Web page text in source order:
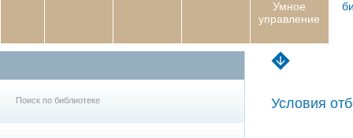
Умное
управление
Поиск по библиотеке Условия